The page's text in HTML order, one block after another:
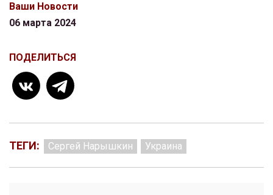
Ваши Новости
06 марта 2024
ПОДЕЛИТЬСЯ
ТЕГИ: Сергей Нарышкин Украина